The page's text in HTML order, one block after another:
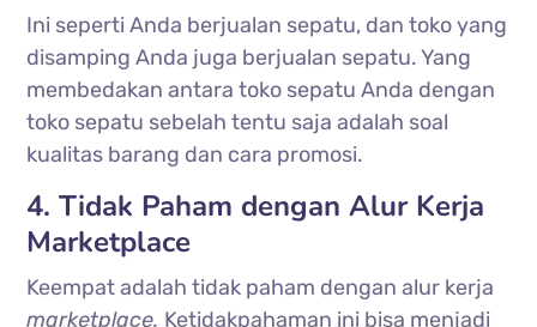
Ini seperti Anda berjualan sepatu, dan toko yang
disamping Anda juga berjualan sepatu. Yang
membedakan antara toko sepatu Anda dengan
toko sepatu sebelah tentu saja adalah soal
kualitas barang dan cara promosi.
4. Tidak Paham dengan Alur Kerja
Marketplace
Keempat adalah tidak paham dengan alur kerja
marketplace. Ketidakpahaman ini bisa menjadi